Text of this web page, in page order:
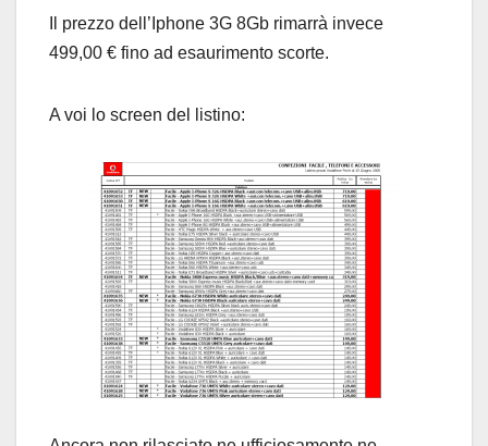
Il prezzo dell’Iphone 3G 8Gb rimarrà invece
499,00 € fino ad esaurimento scorte.
A voi lo screen del listino: